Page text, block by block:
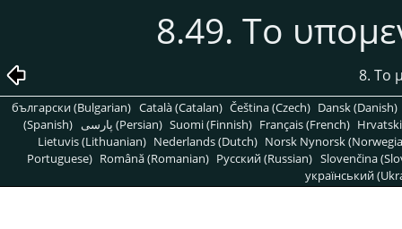
8.49. Το
8. Το
български (Bulgarian) Català (Catalan) Čeština (Czech) Dansk (Danish)
(Spanish)
پارسی (Persian) Suomi (Finnish) Français (French)
Lietuvis (Lithuanian) Nederlands (Dutch) Norsk Nynorsk
Portuguese) Română (Romanian) Pусский (Russian) Slovenčina
український